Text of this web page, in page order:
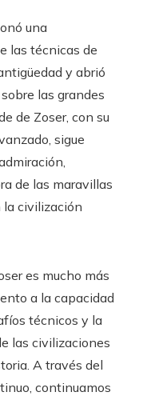
una
las técnicas de
y abrió
las grandes
de Zoser, con su
sigue
de las maravillas
la civilización
es mucho más
a la capacidad
técnicos y la
las civilizaciones
A través del
continuamos